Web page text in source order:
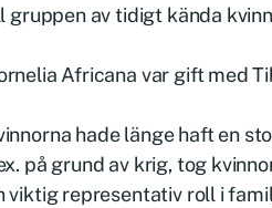
gruppen av tidigt kända
Africana var gift med
hade länge haft en
på grund av krig, tog
viktig representativ roll i